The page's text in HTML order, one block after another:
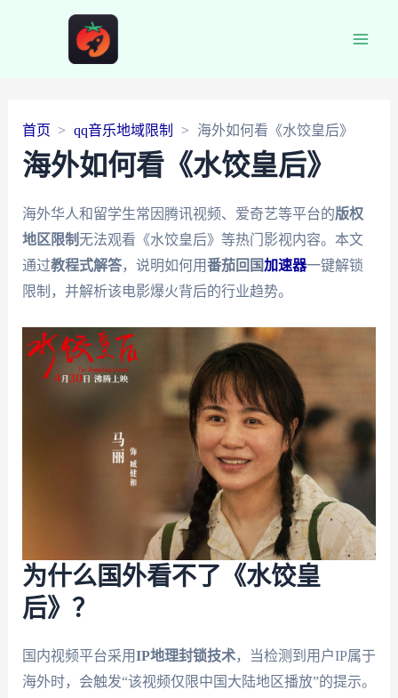
首页 qq音乐地域限制 海外如何看《水饺皇后》
海外如何看《水饺皇后》
海外华人和留学生常因腾讯视频、爱奇艺等平台的版权
地区限制无法观看《水饺皇后》等热门影视内容。本文
通过教程式解答，说明如何用番茄回国加速器一键解锁
限制，并解析该电影爆火背后的行业趋势。
为什么国外看不了《水饺皇
后》？
国内视频平台采用IP地理封锁技术，当检测到用户IP属于
海外时，会触发“该视频仅限中国大陆地区播放”的提示。